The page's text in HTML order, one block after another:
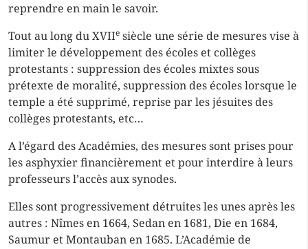
reprendre en main le savoir.
Tout au long du XVIIe siècle une série de mesures vise à
limiter le développement des écoles et collèges
protestants : suppression des écoles mixtes sous
prétexte de moralité, suppression des écoles lorsque le
temple a été supprimé, reprise par les jésuites des
collèges protestants, etc…
A l’égard des Académies, des mesures sont prises pour
les asphyxier financièrement et pour interdire à leurs
professeurs l’accès aux synodes.
Elles sont progressivement détruites les unes après les
autres : Nîmes en 1664, Sedan en 1681, Die en 1684,
Saumur et Montauban en 1685. L’Académie de